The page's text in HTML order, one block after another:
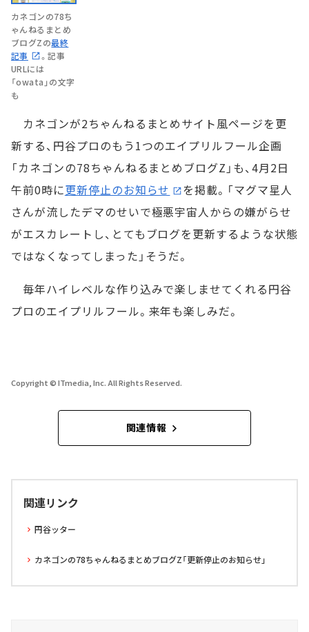
カネゴンの78ち
ゃんねるまとめ
ブログZの最終
記事
。記事
URLには
「owata」の文字
も
カネゴンが2ちゃんねるまとめサイト風ページを更
新する、円谷プロのもう1つのエイプリルフール企画
「カネゴンの78ちゃんねるまとめブログZ」も、4月2日
午前0時に更新停止のお知らせ
を掲載。「マグマ星人
さんが流したデマのせいで極悪宇宙人からの嫌がらせ
がエスカレートし、とてもブログを更新するような状態
ではなくなってしまった」そうだ。
毎年ハイレベルな作り込みで楽しませてくれる円谷
プロのエイプリルフール。来年も楽しみだ。
Copyright © ITmedia, Inc. All Rights Reserved.
関連情報
関連リンク
円谷ッター
カネゴンの78ちゃんねるまとめブログZ「更新停止のお知らせ」